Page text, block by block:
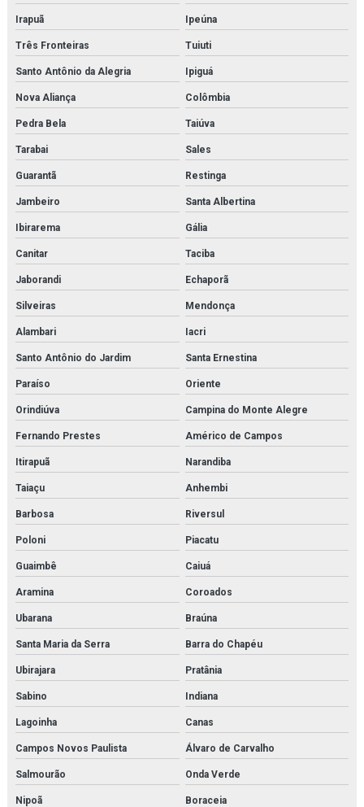
Irapuã Ipeúna
Três Fronteiras Tuiuti
Santo Antônio da Alegria Ipiguá
Nova Aliança Colômbia
Pedra Bela Taiúva
Tarabai Sales
Guarantã Restinga
Jambeiro Santa Albertina
Ibirarema Gália
Canitar Taciba
Jaborandi Echaporã
Silveiras Mendonça
Alambari Iacri
Santo Antônio do Jardim Santa Ernestina
Paraíso Oriente
Orindiúva Campina do Monte Alegre
Fernando Prestes Américo de Campos
Itirapuã Narandiba
Taiaçu Anhembi
Barbosa Riversul
Poloni Piacatu
Guaimbê Caiuá
Aramina Coroados
Ubarana Braúna
Santa Maria da Serra Barra do Chapéu
Ubirajara Pratânia
Sabino Indiana
Lagoinha Canas
Campos Novos Paulista Álvaro de Carvalho
Salmourão Onda Verde
Nipoã Boraceia